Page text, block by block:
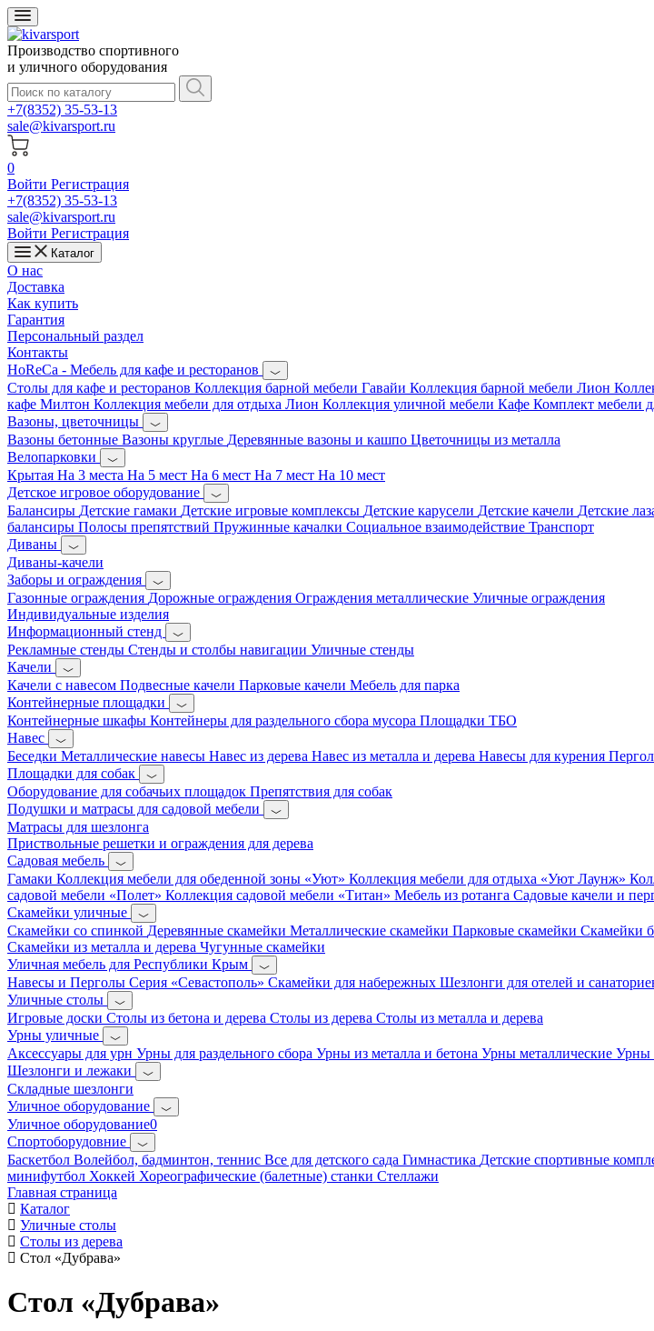
Производство спортивного
и уличного оборудования
+7(8352) 35-53-13
sale@kivarsport.ru
0
Войти Регистрация
+7(8352) 35-53-13
sale@kivarsport.ru
Войти Регистрация
Каталог
О нас
Доставка
Как купить
Гарантия
Персональный раздел
Контакты
HoReCa - Мебель для кафе и ресторанов
Cтолы для кафе и ресторанов Коллекция барной мебели Гавайи Коллекция барной мебели Лион
кафе Милтон Коллекция мебели для отдыха Лион Коллекция уличной мебели Кафе Комплект мебели
Вазоны, цветочницы
Вазоны бетонные Вазоны круглые Деревянные вазоны и кашпо Цветочницы из металла
Велопарковки
Крытая На 3 места На 5 мест На 6 мест На 7 мест На 10 мест
Детское игровое оборудование
Балансиры Детские гамаки Детские игровые комплексы Детские карусели Детские качели Детские
балансиры Полосы препятствий Пружинные качалки Социальное взаимодействие Транспорт
Диваны
Диваны-качели
Заборы и ограждения
Газонные ограждения Дорожные ограждения Ограждения металлические Уличные ограждения
Индивидуальные изделия
Информационный стенд
Рекламные стенды Стенды и столбы навигации Уличные стенды
Качели
Качели с навесом Подвесные качели Парковые качели Мебель для парка
Контейнерные площадки
Контейнерные шкафы Контейнеры для раздельного сбора мусора Площадки ТБО
Навес
Беседки Металлические навесы Навес из дерева Навес из металла и дерева Навесы для курения
Площадки для собак
Оборудование для собачьих площадок Препятствия для собак
Подушки и матрасы для садовой мебели
Матрасы для шезлонга
Приствольные решетки и ограждения для дерева
Садовая мебель
Гамаки Коллекция мебели для обеденной зоны «Уют» Коллекция мебели для отдыха «Уют Лаунж»
садовой мебели «Полет» Коллекция садовой мебели «Титан» Мебель из ротанга Садовые качели и
Скамейки уличные
Скамейки со спинкой Деревянные скамейки Металлические скамейки Парковые скамейки Скамейки
Скамейки из металла и дерева Чугунные скамейки
Уличная мебель для Республики Крым
Навесы и Перголы Серия «Севастополь» Скамейки для набережных Шезлонги для отелей и
Уличные столы
Игровые доски Столы из бетона и дерева Столы из дерева Столы из металла и дерева
Урны уличные
Аксессуары для урн Урны для раздельного сбора Урны из металла и бетона Урны металлические Урны
Шезлонги и лежаки
Складные шезлонги
Уличное оборудование
Уличное оборудование0
Спортоборудовние
Баскетбол Волейбол, бадминтон, теннис Все для детского сада Гимнастика Детские спортивные
минифутбол Хоккей Хореографические (балетные) станки Стеллажи
Главная страница
Каталог
Уличные столы
Столы из дерева
Стол «Дубрава»
Стол «Дубрава»